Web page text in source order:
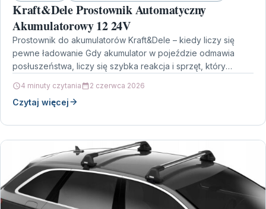
Kraft&Dele Prostownik Automatyczny
Akumulatorowy 12 24V
Prostownik do akumulatorów Kraft&Dele – kiedy liczy się
pewne ładowanie Gdy akumulator w pojeździe odmawia
posłuszeństwa, liczy się szybka reakcja i sprzęt, który
4 minuty czytania 2 czerwca 2026
Czytaj więcej